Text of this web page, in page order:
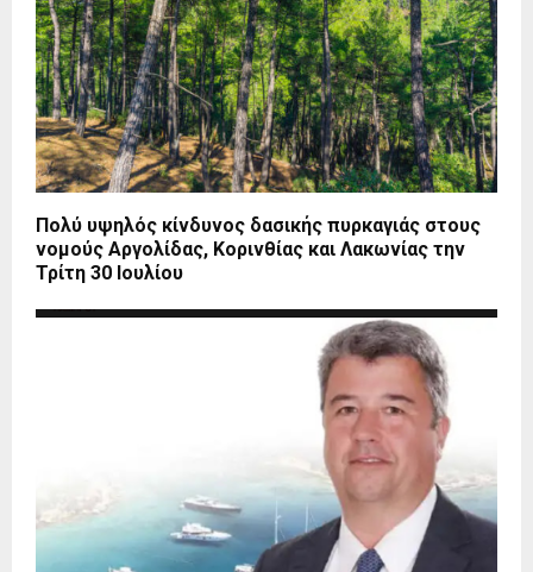
Πολύ υψηλός κίνδυνος δασικής πυρκαγιάς στους
νομούς Αργολίδας, Κορινθίας και Λακωνίας την
Τρίτη 30 Ιουλίου